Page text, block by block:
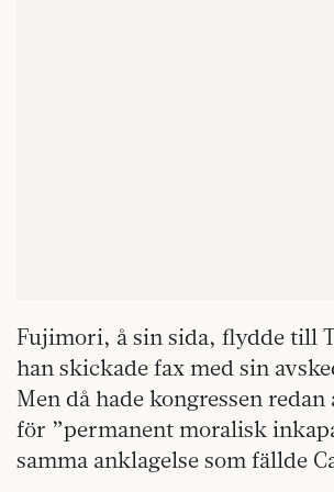
Fujimori, å sin sida, flydde till
han skickade fax med sin
Men då hade kongressen
för ”permanent moralisk
samma anklagelse som fällde